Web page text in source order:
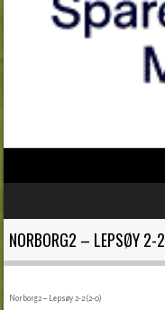
NORBORG2 – LEPSØY 2-2
Norborg2 – Lepsøy 2-2 (2-0)